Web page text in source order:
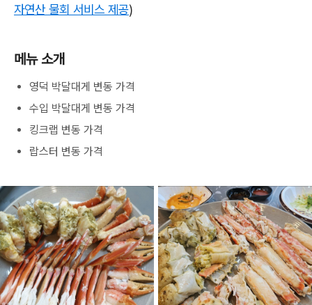
자연산 물회 서비스 제공)
메뉴 소개
영덕 박달대게 변동 가격
수입 박달대게 변동 가격
킹크랩 변동 가격
랍스터 변동 가격